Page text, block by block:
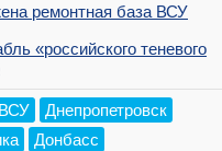
ремонтная база ВСУ
«российского теневого
ВСУ
Днепропетровск
Донбасс